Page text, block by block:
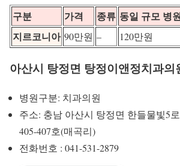
구분 가격 종류 동일 규모 병
지르코니아 90만원 – 120만원
아산시 탕정면 탕정이앤정치과의
병원구분: 치과의원
주소: 충남 아산시 탕정면 한들물빛5
405-407호(매곡리)
전화번호 : 041-531-2879